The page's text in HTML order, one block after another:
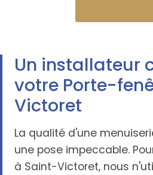
Un installateur
votre Porte-
Victoret
La qualité d'une
une pose impeccable.
à Saint-Victoret, nous